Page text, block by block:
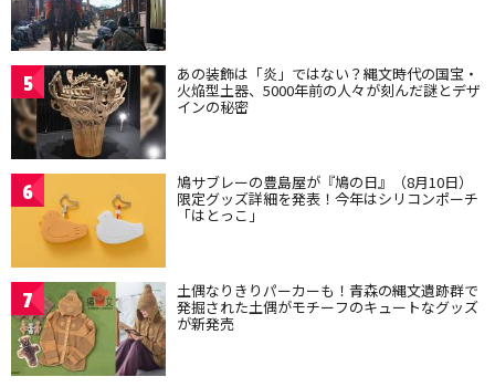
5 あの装飾は「炎」ではない？縄文時代の国宝・
火焔型土器、5000年前の人々が刻んだ謎とデザ
インの秘密
6 鳩サブレーの豊島屋が『鳩の日』（8月10日）
限定グッズ詳細を発表！今年はシリコンポーチ
「はとっこ」
7 土偶なりきりパーカーも！青森の縄文遺跡群で
発掘された土偶がモチーフのキュートなグッズ
が新発売